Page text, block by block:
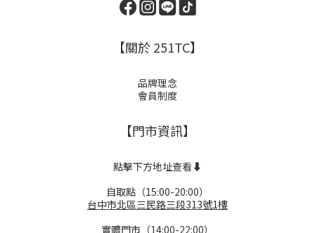
【關於 251TC】
品牌理念
會員制度
【門市資訊】
點擊下方地址查看⬇️
自取點（15:00-20:00）
台中市北區三民路三段313號1樓
實體門市（14:00-22:00）